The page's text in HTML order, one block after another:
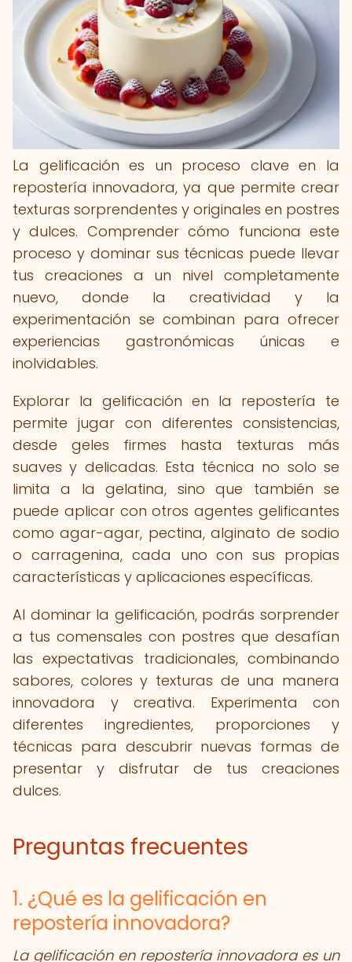
La gelificación es un proceso clave en la
repostería innovadora, ya que permite crear
texturas sorprendentes y originales en postres
y dulces. Comprender cómo funciona este
proceso y dominar sus técnicas puede llevar
tus creaciones a un nivel completamente
nuevo, donde la creatividad y la
experimentación se combinan para ofrecer
experiencias gastronómicas únicas e
inolvidables.
Explorar la gelificación en la repostería te
permite jugar con diferentes consistencias,
desde geles firmes hasta texturas más
suaves y delicadas. Esta técnica no solo se
limita a la gelatina, sino que también se
puede aplicar con otros agentes gelificantes
como agar-agar, pectina, alginato de sodio
o carragenina, cada uno con sus propias
características y aplicaciones específicas.
Al dominar la gelificación, podrás sorprender
a tus comensales con postres que desafían
las expectativas tradicionales, combinando
sabores, colores y texturas de una manera
innovadora y creativa. Experimenta con
diferentes ingredientes, proporciones y
técnicas para descubrir nuevas formas de
presentar y disfrutar de tus creaciones
dulces.
Preguntas frecuentes
1. ¿Qué es la gelificación en
repostería innovadora?
La gelificación en repostería innovadora es un